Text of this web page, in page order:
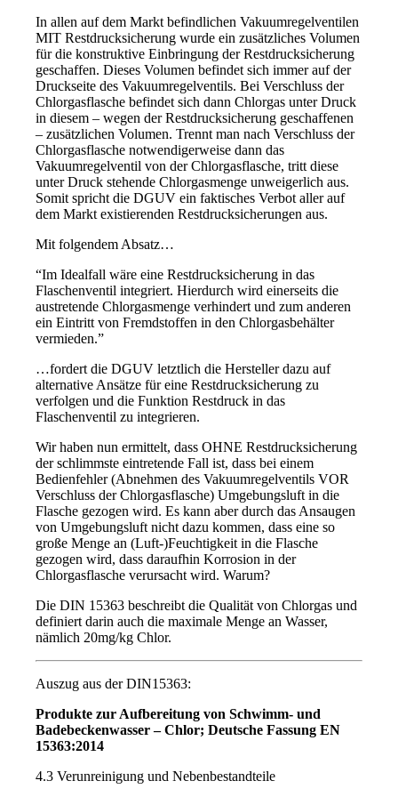
In allen auf dem Markt befindlichen Vakuumregelventilen
MIT Restdrucksicherung wurde ein zusätzliches Volumen
für die konstruktive Einbringung der Restdrucksicherung
geschaffen. Dieses Volumen befindet sich immer auf der
Druckseite des Vakuumregelventils. Bei Verschluss der
Chlorgasflasche befindet sich dann Chlorgas unter Druck
in diesem – wegen der Restdrucksicherung geschaffenen
– zusätzlichen Volumen. Trennt man nach Verschluss der
Chlorgasflasche notwendigerweise dann das
Vakuumregelventil von der Chlorgasflasche, tritt diese
unter Druck stehende Chlorgasmenge unweigerlich aus.
Somit spricht die DGUV ein faktisches Verbot aller auf
dem Markt existierenden Restdrucksicherungen aus.
Mit folgendem Absatz…
“Im Idealfall wäre eine Restdrucksicherung in das
Flaschenventil integriert. Hierdurch wird einerseits die
austretende Chlorgasmenge verhindert und zum anderen
ein Eintritt von Fremdstoffen in den Chlorgasbehälter
vermieden.”
…fordert die DGUV letztlich die Hersteller dazu auf
alternative Ansätze für eine Restdrucksicherung zu
verfolgen und die Funktion Restdruck in das
Flaschenventil zu integrieren.
Wir haben nun ermittelt, dass OHNE Restdrucksicherung
der schlimmste eintretende Fall ist, dass bei einem
Bedienfehler (Abnehmen des Vakuumregelventils VOR
Verschluss der Chlorgasflasche) Umgebungsluft in die
Flasche gezogen wird. Es kann aber durch das Ansaugen
von Umgebungsluft nicht dazu kommen, dass eine so
große Menge an (Luft-)Feuchtigkeit in die Flasche
gezogen wird, dass daraufhin Korrosion in der
Chlorgasflasche verursacht wird. Warum?
Die DIN 15363 beschreibt die Qualität von Chlorgas und
definiert darin auch die maximale Menge an Wasser,
nämlich 20mg/kg Chlor.
Auszug aus der DIN15363:
Produkte zur Aufbereitung von Schwimm- und
Badebeckenwasser – Chlor; Deutsche Fassung EN
15363:2014
4.3 Verunreinigung und Nebenbestandteile